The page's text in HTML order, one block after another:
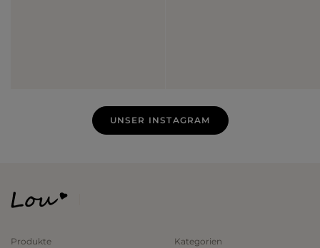
UNSER INSTAGRAM
Produkte Kategorien